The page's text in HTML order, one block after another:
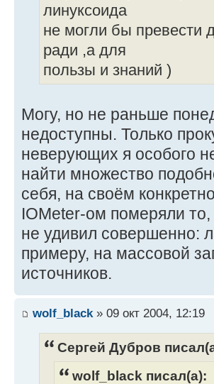
линуксоида
не могли бы превести
ради ,а для
пользы и знаний )
Могу, но не раньше
недоступны. Только
неверующих я особого
найти множество
себя, на своём
IOMeter-ом померяли
не удивил совершенно:
примеру, на массовой
источников.
wolf_black» 09 окт 2004, 12:19
Сергей Дубров
wolf_black писал(а):